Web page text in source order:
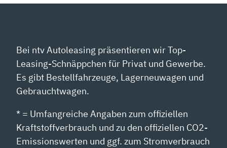
Bei ntv Autoleasing präsentieren wir Top-
Leasing-Schnäppchen für Privat und Gewerbe.
Es gibt Bestellfahrzeuge, Lagerneuwagen und
Gebrauchtwagen.
* = Umfangreiche Angaben zum offiziellen
Kraftstoffverbrauch und zu den offiziellen CO2-
Emissionswerten und ggf. zum Stromverbrauch